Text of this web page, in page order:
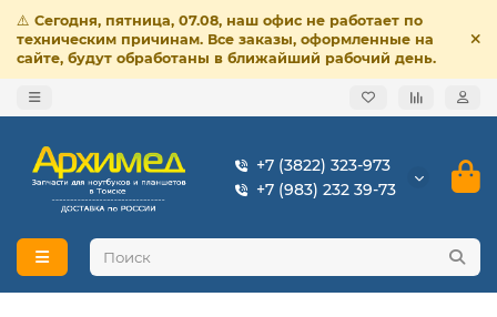
⚠️ Сегодня, пятница, 07.08, наш офис не работает по
техническим причинам. Все заказы, оформленные на
сайте, будут обработаны в ближайший рабочий день.
+7 (3822) 323-973
+7 (983) 232 39-73